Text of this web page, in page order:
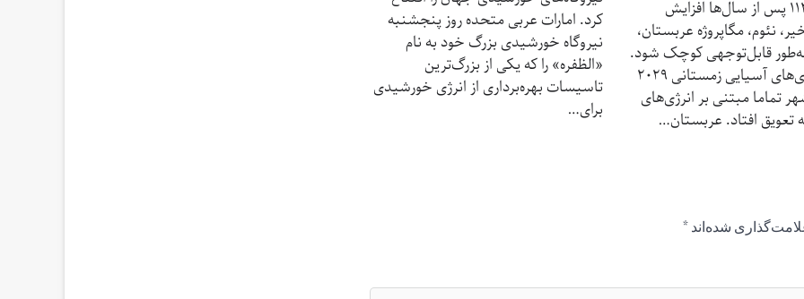
بازدیدها: 112 پس از سال‌ها افزایش
نئوم، مگاپروژه عربستان،
قابل‌توجهی کوچک شود.
برگزاری بازی‌های آسیایی زمستانی ۲۰۲۹
تماما مبتنی بر انرژی‌های
تعویق افتاد. عربستان…
کرد. امارات عربی متحده روز پنجشنبه
نیروگاه خورشیدی بزرگ خود به نام
«الظفره» را که یکی از بزرگ‌ترین
تاسیسات بهره‌برداری از انرژی خورشیدی
برای…
شده‌اند *